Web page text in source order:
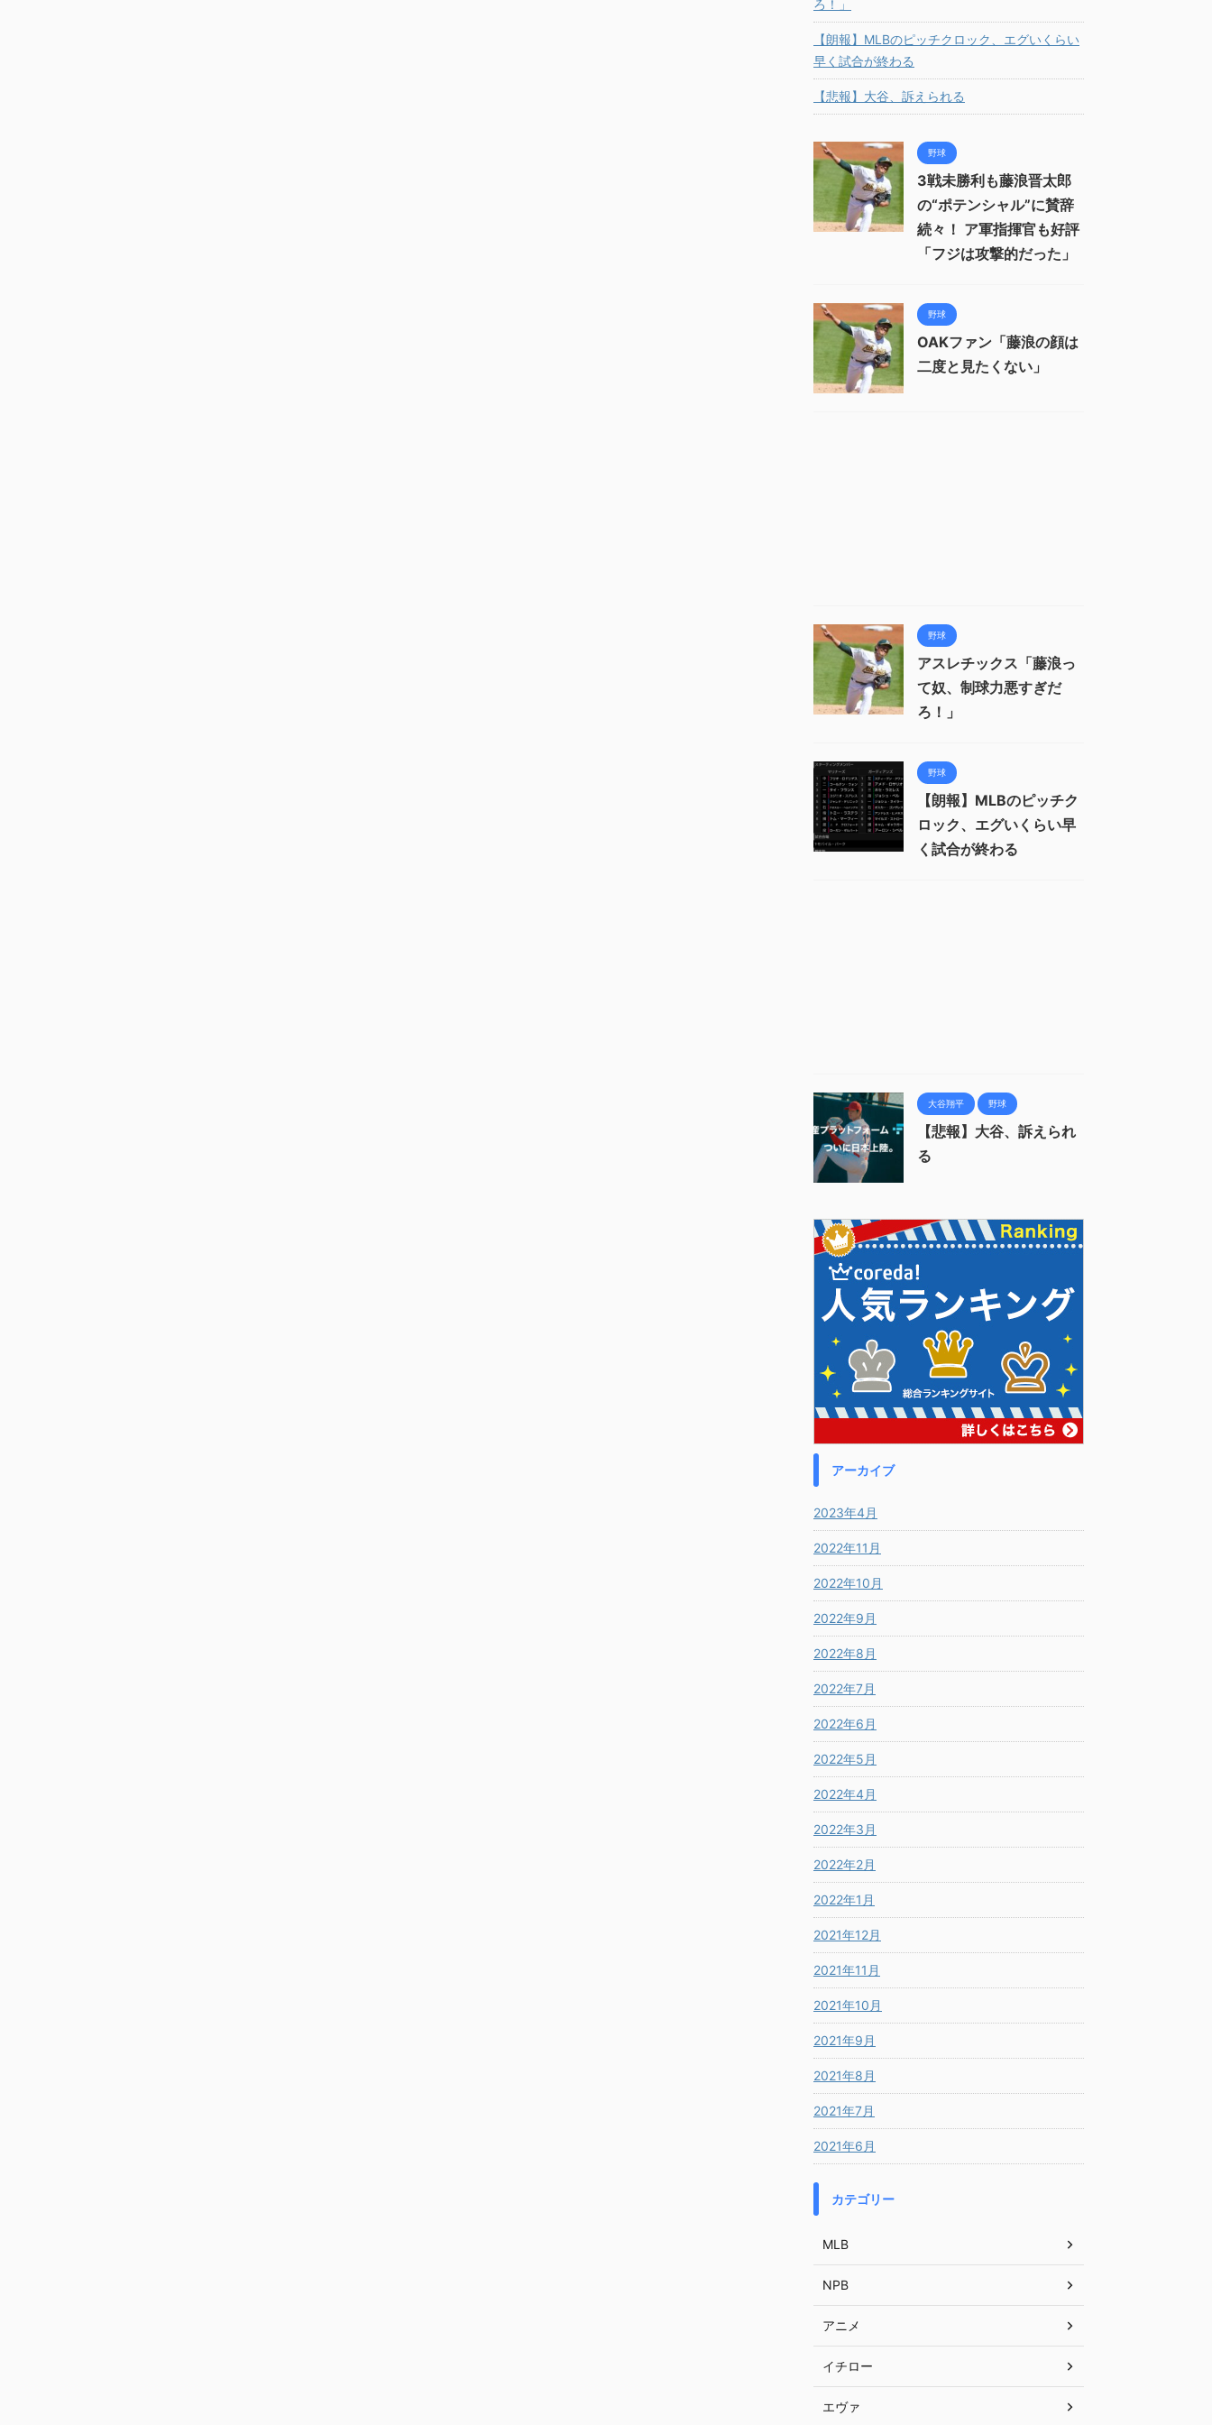
ろ！」
【朗報】MLBのピッチクロック、エグいくらい
早く試合が終わる
【悲報】大谷、訴えられる
野球
3戦未勝利も藤浪晋太郎
の“ポテンシャル”に賛辞
続々！ ア軍指揮官も好評
「フジは攻撃的だった」
野球
OAKファン「藤浪の顔は
二度と見たくない」
野球
アスレチックス「藤浪っ
て奴、制球力悪すぎだ
ろ！」
野球
【朗報】MLBのピッチク
ロック、エグいくらい早
く試合が終わる
大谷翔平 野球
【悲報】大谷、訴えられ
る
アーカイブ
2023年4月
2022年11月
2022年10月
2022年9月
2022年8月
2022年7月
2022年6月
2022年5月
2022年4月
2022年3月
2022年2月
2022年1月
2021年12月
2021年11月
2021年10月
2021年9月
2021年8月
2021年7月
2021年6月
カテゴリー
MLB
NPB
アニメ
イチロー
エヴァ